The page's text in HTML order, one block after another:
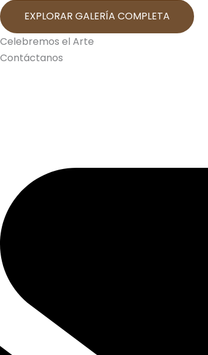
EXPLORAR GALERÍA COMPLETA
Celebremos el Arte
Contáctanos